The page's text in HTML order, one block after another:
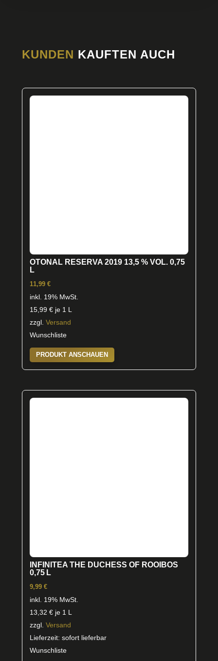
KUNDEN KAUFTEN AUCH
OTONAL RESERVA 2019 13,5 % VOL. 0,75
L
11,99 €
inkl. 19% MwSt.
15,99 €je 1 L
zzgl. Versand
Wunschliste
PRODUKT ANSCHAUEN
INFINITEA THE DUCHESS OF ROOIBOS
0,75 L
9,99 €
inkl. 19% MwSt.
13,32 €je 1 L
zzgl. Versand
Lieferzeit: sofort lieferbar
Wunschliste